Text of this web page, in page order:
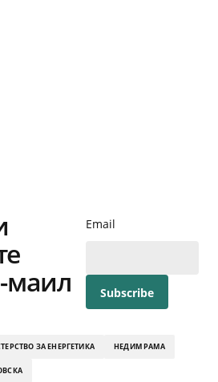
маил
Email
ЗА ЕНЕРГЕТИКА НЕДИМ РАМА